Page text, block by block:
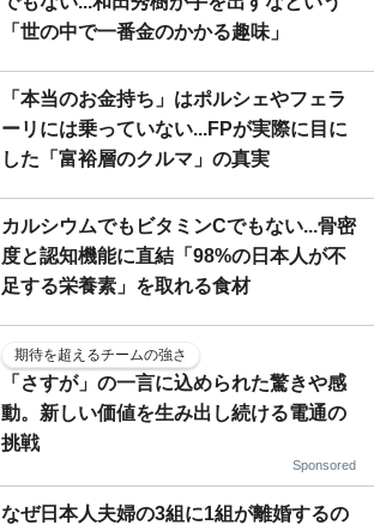
「世の中で一番金のかかる趣味」
「本当のお金持ち」はポルシェやフェラ
ーリには乗っていない...FPが実際に目に
した「富裕層のクルマ」の真実
カルシウムでもビタミンCでもない...骨密
度と認知機能に直結「98%の日本人が不
足する栄養素」を取れる食材
期待を超えるチームの強さ
「さすが」の一言に込められた驚きや感
動。新しい価値を生み出し続ける電通の
挑戦
Sponsored
なぜ日本人夫婦の3組に1組が離婚するの